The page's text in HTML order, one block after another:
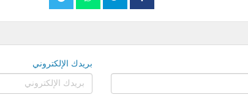
بريدك الإلكتروني